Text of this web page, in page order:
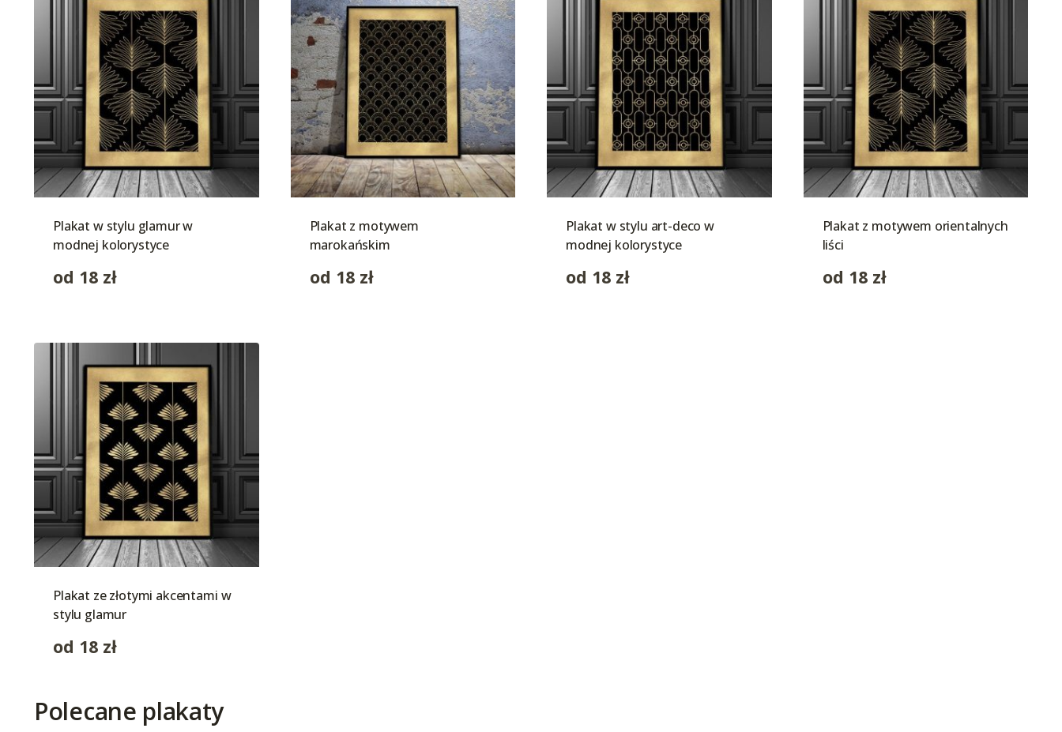
Plakat w stylu glamur w
modnej kolorystyce
od 18 zł
Plakat z motywem
marokańskim
od 18 zł
Plakat w stylu art-deco w
modnej kolorystyce
od 18 zł
Plakat z motywem orientalnych
liści
od 18 zł
Plakat ze złotymi akcentami w
stylu glamur
od 18 zł
Polecane plakaty